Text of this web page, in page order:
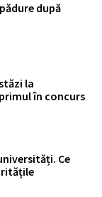
după
la
în concurs
Ce